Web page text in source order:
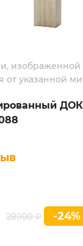
от указанной
28990 ₽ -24%